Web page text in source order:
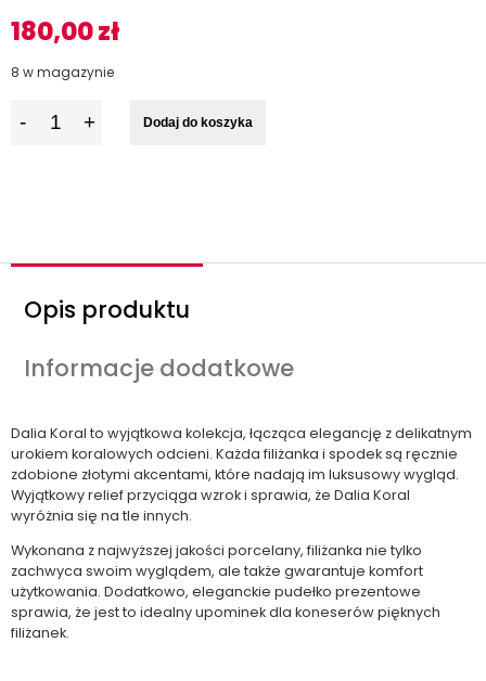
180,00zł
8 w magazynie
Dodaj do koszyka
Opis produktu
Informacje dodatkowe
Dalia Koral to wyjątkowa kolekcja, łącząca elegancję z delikatnym
urokiem koralowych odcieni. Każda filiżanka i spodek są ręcznie
zdobione złotymi akcentami, które nadają im luksusowy wygląd.
Wyjątkowy relief przyciąga wzrok i sprawia, że Dalia Koral
wyróżnia się na tle innych.
Wykonana z najwyższej jakości porcelany, filiżanka nie tylko
zachwyca swoim wyglądem, ale także gwarantuje komfort
użytkowania. Dodatkowo, eleganckie pudełko prezentowe
sprawia, że jest to idealny upominek dla koneserów pięknych
filiżanek.